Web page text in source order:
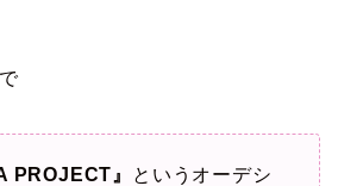
PROJECT』
というオーデシ